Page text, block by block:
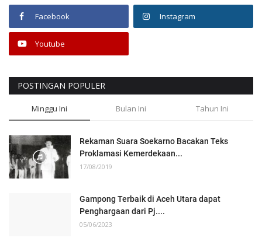
Facebook Instagram
Youtube
POSTINGAN POPULER
Minggu Ini Bulan Ini Tahun Ini
Rekaman Suara Soekarno Bacakan Teks
Proklamasi Kemerdekaan...
17/08/2019
Gampong Terbaik di Aceh Utara dapat
Penghargaan dari Pj....
05/06/2023